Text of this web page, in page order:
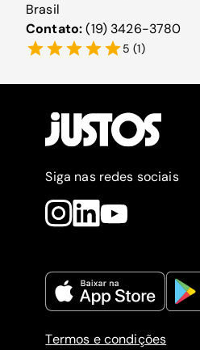
Brasil
Contato:(19) 3426-3780
5 (1)
Siga nas redes sociais
Termos e condições